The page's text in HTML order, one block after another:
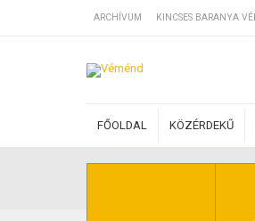
ARCHÍVUM KINCSES BARANYA
FŐOLDAL KÖZÉRDEKŰ